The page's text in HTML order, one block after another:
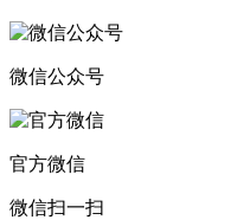
微信公众号
官方微信
微信扫一扫